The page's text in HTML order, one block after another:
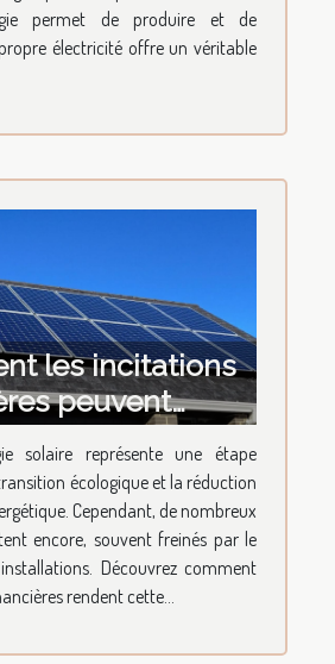
permet de produire et de
électricité offre un véritable
les incitations
peuvent
votre transition
solaire ?
solaire représente une étape
écologique et la réduction
Cependant, de nombreux
encore, souvent freinés par le
Découvrez comment
rendent cette...